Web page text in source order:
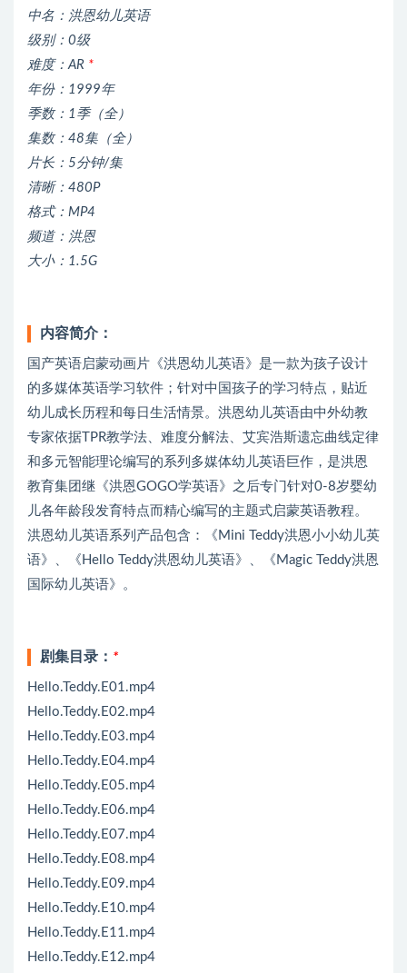
中名：洪恩幼儿英语
级别：0级
难度：AR *
年份：1999年
季数：1季（全）
集数：48集（全）
片长：5分钟/集
清晰：480P
格式：MP4
频道：洪恩
大小：1.5G
内容简介：
国产英语启蒙动画片《洪恩幼儿英语》是一款为孩子设计
的多媒体英语学习软件；针对中国孩子的学习特点，贴近
幼儿成长历程和每日生活情景。洪恩幼儿英语由中外幼教
专家依据TPR教学法、难度分解法、艾宾浩斯遗忘曲线定律
和多元智能理论编写的系列多媒体幼儿英语巨作，是洪恩
教育集团继《洪恩GOGO学英语》之后专门针对0-8岁婴幼
儿各年龄段发育特点而精心编写的主题式启蒙英语教程。
洪恩幼儿英语系列产品包含：《Mini Teddy洪恩小小幼儿英
语》、《Hello Teddy洪恩幼儿英语》、《Magic Teddy洪恩
国际幼儿英语》。
剧集目录： *
Hello.Teddy.E01.mp4
Hello.Teddy.E02.mp4
Hello.Teddy.E03.mp4
Hello.Teddy.E04.mp4
Hello.Teddy.E05.mp4
Hello.Teddy.E06.mp4
Hello.Teddy.E07.mp4
Hello.Teddy.E08.mp4
Hello.Teddy.E09.mp4
Hello.Teddy.E10.mp4
Hello.Teddy.E11.mp4
Hello.Teddy.E12.mp4